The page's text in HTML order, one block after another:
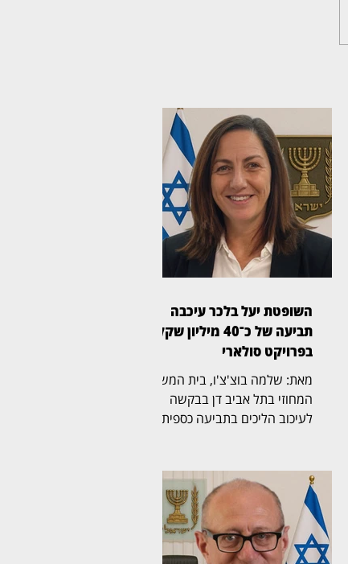
השופטת יעל בלכר עיכבה
תביעה של כ־40 מיליון שקל
בפרויקט סולארי
מאת: שלמה בוצ'צ'ו, בית המשפט
המחוזי בתל אביב דן בבקשה
לעיכוב הליכים בתביעה כספית
נווה אור שיא אנרגיה סולארי
שותפות מוגבלת ושיא נרגיה
2020 בע"מ. בפני השופטת יעל
בלכר (בצילום) נדונה הבקשה
לעיכוב ההליכים. במוקד